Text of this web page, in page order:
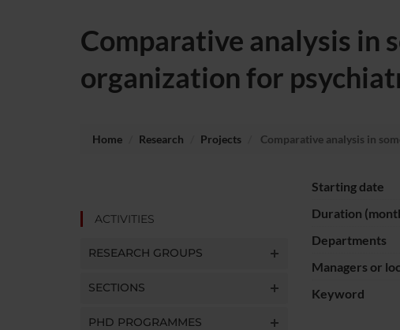
Comparative analysis in
organization for
Home Research Projects Comparative analysis in
ACTIVITIES
RESEARCH GROUPS
SECTIONS
PHD PROGRAMMES
Starting date
Duration
Departments
Managers or
Keyword